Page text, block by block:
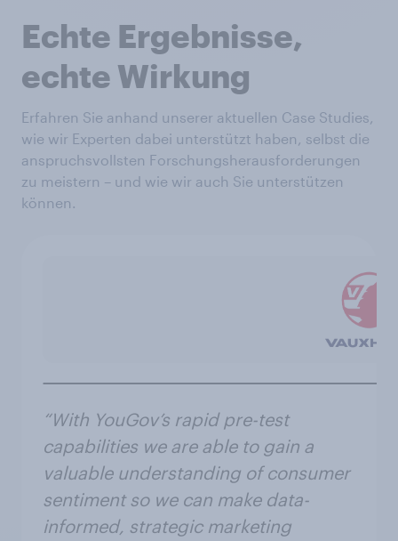
Echte Ergebnisse,
echte Wirkung
Erfahren Sie anhand unserer aktuellen Case Studies,
wie wir Experten dabei unterstützt haben, selbst die
anspruchsvollsten Forschungsherausforderungen
zu meistern – und wie wir auch Sie unterstützen
können.
“With YouGov’s rapid pre-test
capabilities we are able to gain a
valuable understanding of consumer
sentiment so we can make data-
informed, strategic marketing